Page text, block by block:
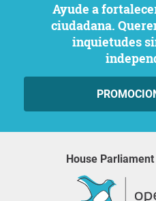
Ayude a fortalecer la participación
ciudadana.
inquietudes
House